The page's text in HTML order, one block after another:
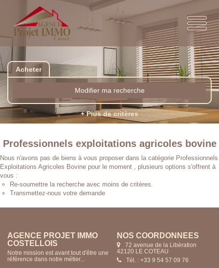
Acheter
Modifier ma recherche
+ Plus de critères
Professionnels exploitations agricoles bovine
Nous n'avons pas de biens à vous proposer dans la catégorie Professionnels
Exploitations Agricoles Bovine pour le moment , plusieurs options s'offrent à
vous :
Re-soumettre la recherche avec moins de critères.
Transmettez-nous votre demande
AGENCE PROJET IMMO
COSTELLOIS
Notre mission est avant tout d'être une
référence dans notre métier...
NOS COORDONNÉES
72 avenue de la Libération
42120 LE COTEAU
Tél. : +33 9 54 57 09 76